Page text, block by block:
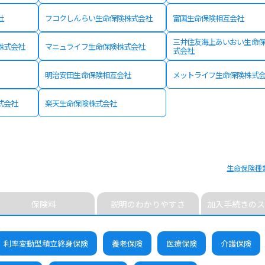
フコクしんらい生命保険株式会社 富国生命保険相互会社
式会社 マニュライフ生命保険株式会社 三井住友海上あいおい生命
式会社
明治安田生命保険相互会社 メットライフ生命保険株式
会社 楽天生命保険株式会社
保険料 説明のわかりやすさ 加入手続きの
利率変動型積立終身保険 養老保険 医療保険 介護保険
生命保険種